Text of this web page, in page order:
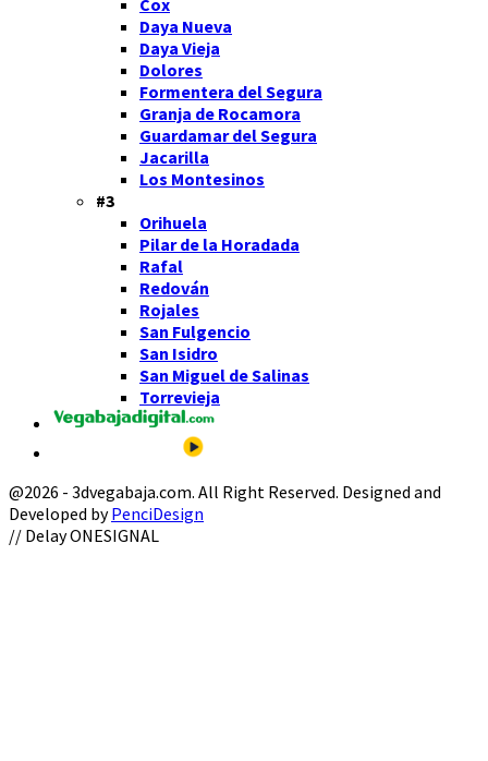
Cox
Daya Nueva
Daya Vieja
Dolores
Formentera del Segura
Granja de Rocamora
Guardamar del Segura
Jacarilla
Los Montesinos
#3
Orihuela
Pilar de la Horadada
Rafal
Redován
Rojales
San Fulgencio
San Isidro
San Miguel de Salinas
Torrevieja
@2026 - 3dvegabaja.com. All Right Reserved. Designed and
Developed byPenciDesign
Facebook
Twitter
Instagram
Youtube
Email
// Delay ONESIGNAL